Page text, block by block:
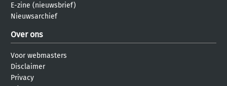
E-zine (nieuwsbrief)
Nieuwsarchief
Over ons
Voor webmasters
Disclaimer
Privacy